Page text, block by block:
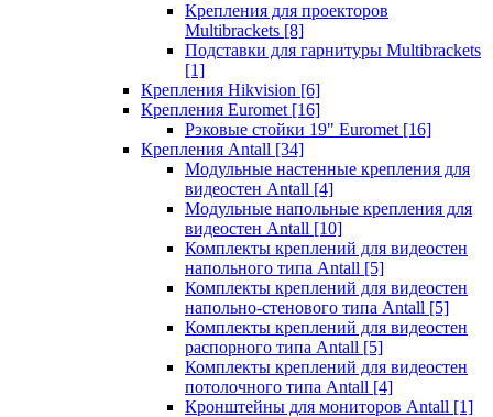
Крепления для проекторов
Multibrackets [8]
Подставки для гарнитуры Multibrackets
[1]
Крепления Hikvision [6]
Крепления Euromet [16]
Рэковые стойки 19" Euromet [16]
Крепления Antall [34]
Модульные настенные крепления для
видеостен Antall [4]
Модульные напольные крепления для
видеостен Antall [10]
Комплекты креплений для видеостен
напольного типа Antall [5]
Комплекты креплений для видеостен
напольно-стенового типа Antall [5]
Комплекты креплений для видеостен
распорного типа Antall [5]
Комплекты креплений для видеостен
потолочного типа Antall [4]
Кронштейны для мониторов Antall [1]